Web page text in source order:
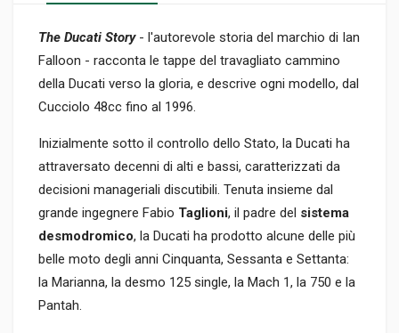
The Ducati Story- l'autorevole storia del marchio di Ian
Falloon - racconta le tappe del travagliato cammino
della Ducati verso la gloria, e descrive ogni modello, dal
Cucciolo 48cc fino al 1996.
Inizialmente sotto il controllo dello Stato, la Ducati ha
attraversato decenni di alti e bassi, caratterizzati da
decisioni manageriali discutibili. Tenuta insieme dal
grande ingegnere Fabio Taglioni, il padre del sistema
desmodromico, la Ducati ha prodotto alcune delle più
belle moto degli anni Cinquanta, Sessanta e Settanta:
la Marianna, la desmo 125 single, la Mach 1, la 750 e la
Pantah.